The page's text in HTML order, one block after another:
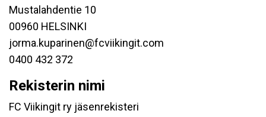
Mustalahdentie 10
00960 HELSINKI
jorma.kuparinen@fcviikingit.com
0400 432 372
Rekisterin nimi
FC Viikingit ry jäsenrekisteri